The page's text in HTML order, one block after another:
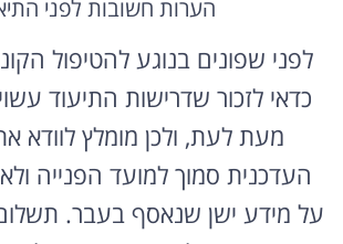
הערות חשובות לפני
לפני שפונים בנוגע להטיפול
כדאי לזכור שדרישות התיעוד
מעת לעת, ולכן מומלץ לוודא
העדכנית סמוך למועד הפנייה
על מידע ישן שנאסף בעבר.